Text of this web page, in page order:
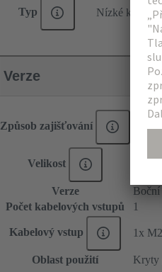
Typ Nízké
Verze
Způsob zajišťování
Velikost
Verze
Boční
Počet kabelových vstupů
1
Kabelový vstup 1x
Oblast použití Kryty